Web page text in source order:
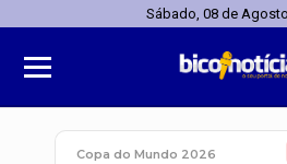
Sábado, 08 de
Copa do Mundo 2026